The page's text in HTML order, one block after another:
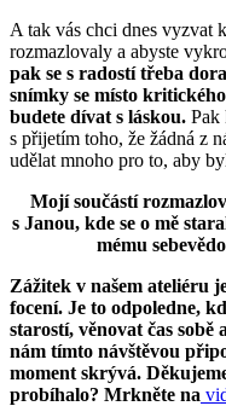
A tak vás chci dnes vyzvat
rozmazlovaly a abyste
pak se s radostí třeba
snímky se místo
budete dívat s láskou. Pak
s přijetím toho, že žádná z
udělat mnoho pro to, aby
Mojí součástí
s Janou, kde se o mě
mému
Zážitek v našem ateliéru
focení. Je to odpoledne,
starostí, věnovat čas
nám tímto návštěvou
moment skrývá.
probíhalo? Mrkněte na